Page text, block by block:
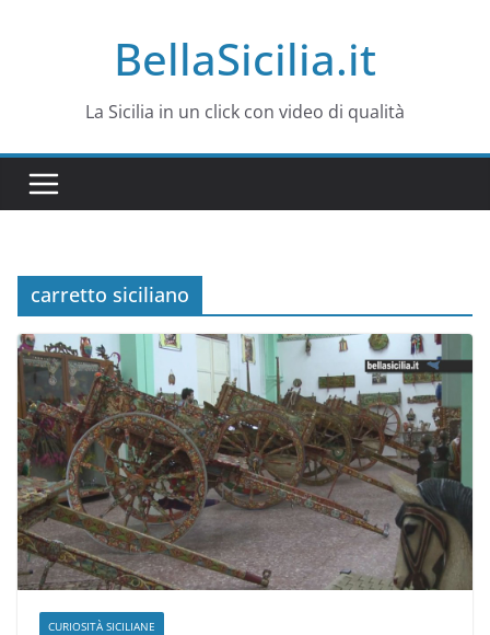
BellaSicilia.it
La Sicilia in un click con video di qualità
carretto siciliano
CURIOSITÀ SICILIANE